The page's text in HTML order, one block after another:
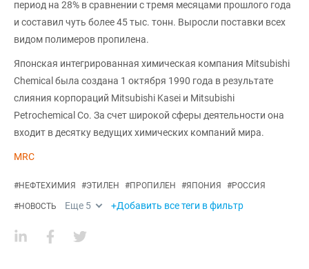
период на 28% в сравнении с тремя месяцами прошлого года
и составил чуть более 45 тыс. тонн. Выросли поставки всех
видом полимеров пропилена.
Японская интегрированная химическая компания Mitsubishi
Chemical была создана 1 октября 1990 года в результате
слияния корпораций Mitsubishi Kasei и Mitsubishi
Petrochemical Co. За счет широкой сферы деятельности она
входит в десятку ведущих химических компаний мира.
MRC
#НЕФТЕХИМИЯ #ЭТИЛЕН #ПРОПИЛЕН #ЯПОНИЯ #РОССИЯ
#НОВОСТЬ Еще 5 +Добавить все теги в фильтр